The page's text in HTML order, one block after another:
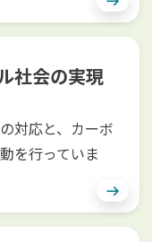
社会の実現
対応と、カーボ
を行っていま